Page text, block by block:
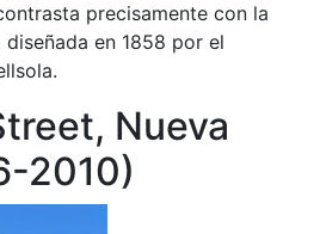
precisamente con la
en 1858 por el
Nueva
2010)